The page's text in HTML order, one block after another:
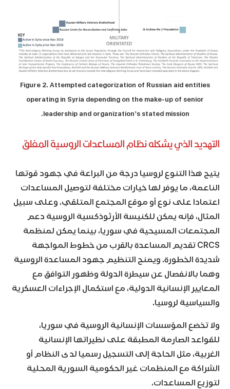
Figure 2. Attempted categorization of Russian aid entities
operating in Syria depending on the make-up of senior
leadership and organization’s stated mission.
التهديد الذي يشكله نظام المساعدات الروسية المغلق
يتيح هذا التنوع لروسيا درجة من البراعة في جهود قوتها
الناعمة، ما يوفر لها خيارات مختلفة لتوصيل المساعدات
اعتمادا على نوع أو موقع المجتمع المتلقي. وعلى سبيل
المثال، فإنه يمكن للكنيسة الأرثوذكسية الروسية دعم
المجتمعات المسيحية في سوريا، بينما يمكن لمنظمة
CRCS تقديم المساعدة بالقرب من خطوط المواجهة
شديدة الخطورة. ويمنح التنظيم جهود المساعدة الروسية
وهما بالانفصال عن سيطرة الدولة وظهور التوافق مع
المعايير الإنسانية الدولية، مع استكمال الإجراءات العسكرية
والسياسية لروسيا.
ولا تخضع المؤسسات الإنسانية الروسية في سوريا،
للقواعد الصارمة المطبقة على نظيراتها الإنسانية
الغربية، مثل الحاجة إلى التسجيل رسميا لدى النظام أو
الشراكة مع المنظمات غير الحكومية السورية المحلية
لتوزيع المساعدات.